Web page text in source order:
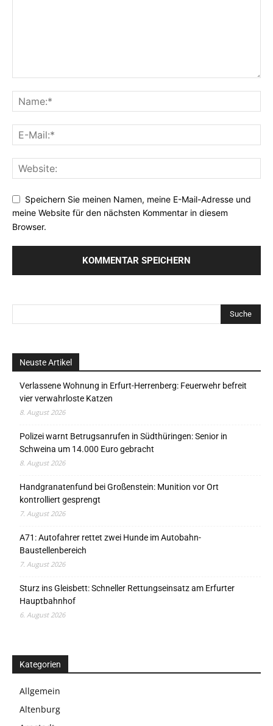
Speichern Sie meinen Namen, meine E-Mail-Adresse und
meine Website für den nächsten Kommentar in diesem
Browser.
Neuste Artikel
Verlassene Wohnung in Erfurt-Herrenberg: Feuerwehr befreit
vier verwahrloste Katzen
8. August 2026
Polizei warnt Betrugsanrufen in Südthüringen: Senior in
Schweina um 14.000 Euro gebracht
8. August 2026
Handgranatenfund bei Großenstein: Munition vor Ort
kontrolliert gesprengt
7. August 2026
A71: Autofahrer rettet zwei Hunde im Autobahn-
Baustellenbereich
7. August 2026
Sturz ins Gleisbett: Schneller Rettungseinsatz am Erfurter
Hauptbahnhof
6. August 2026
Kategorien
Allgemein
Altenburg